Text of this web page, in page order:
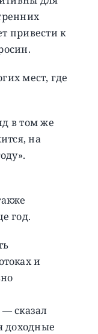
привести к
мест, где
в том же
на
год.
и
сказал
доходные